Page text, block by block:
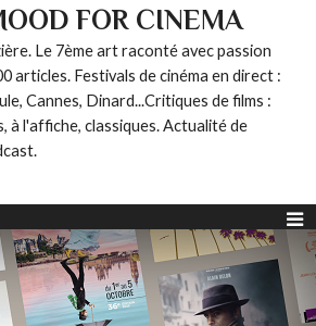
FOR CINEMA
Le 7ème art raconté avec passion
articles. Festivals de cinéma en direct :
Cannes, Dinard...Critiques de films :
à l'affiche, classiques. Actualité de